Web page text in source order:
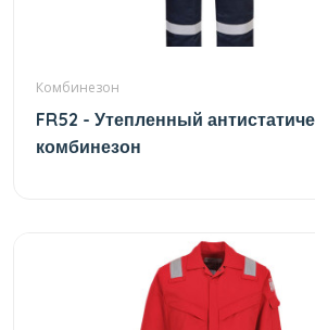
Комбинезон
FR52 - Утепленный
комбинезон